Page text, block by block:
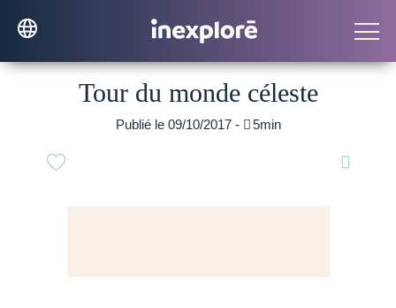
Tour du monde céleste
Publié le 09/10/2017 - 5min
